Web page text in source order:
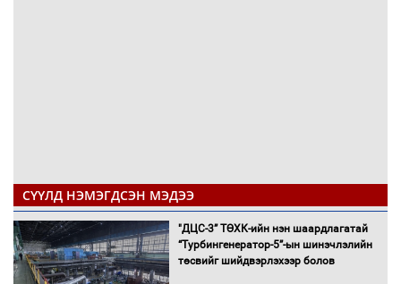
СҮҮЛД НЭМЭГДСЭН МЭДЭЭ
"ДЦС-3” ТӨХК-ийн нэн шаардлагатай
“Турбингенератор-5”-ын шинэчлэлийн
төсвийг шийдвэрлэхээр болов